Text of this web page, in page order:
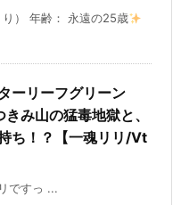
） 年齢： 永遠の25歳
ーリーフグリーン
み山の猛毒地獄と、
ち！？【一魂リリ/Vt
ですっ ...